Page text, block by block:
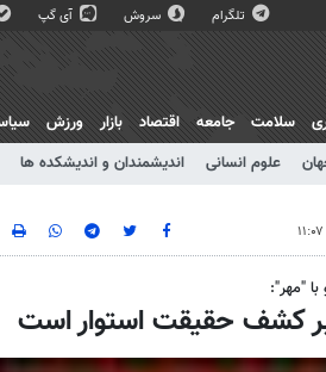
تلگرام سروش آی گپ
علوم انسانی اندیشمندان و اندیشکده ها
سلامت جامعه اقتصاد بازار ورزش
كشف حقيقت استوار است